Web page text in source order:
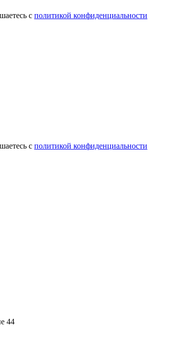
c политикой конфиденциальности
c политикой конфиденциальности
44